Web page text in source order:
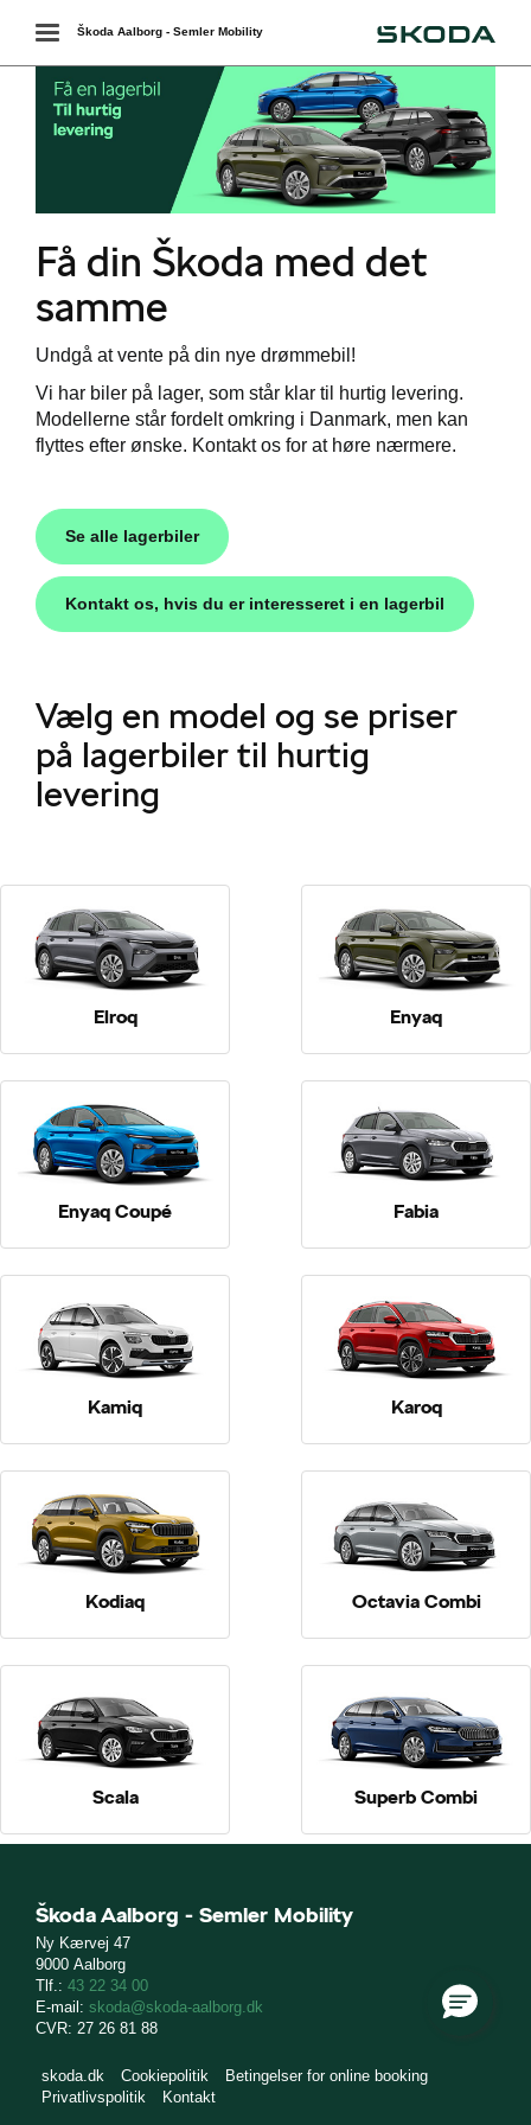
til hurtig
Toggle
navigation
Škoda Aalborg - Semler Mobility
Få din Škoda med det
samme
Undgå at vente på din nye drømmebil!
Vi har biler på lager, som står klar til hurtig levering.
Modellerne står fordelt omkring i Danmark, men kan
flyttes efter ønske. Kontakt os for at høre nærmere.
Se alle lagerbiler
Kontakt os, hvis du er interesseret i en lagerbil
Vælg en model og se priser
på lagerbiler til hurtig
levering
Elroq Enyaq
Enyaq Coupé Fabia
Kamiq Karoq
Kodiaq Octavia Combi
Scala Superb Combi
Škoda Aalborg - Semler Mobility
Ny Kærvej 47
9000 Aalborg
Tlf.: 43 22 34 00
E-mail: skoda@skoda-aalborg.dk
CVR: 27 26 81 88
skoda.dk Cookiepolitik
Betingelser for online booking
Privatlivspolitik
Kontakt